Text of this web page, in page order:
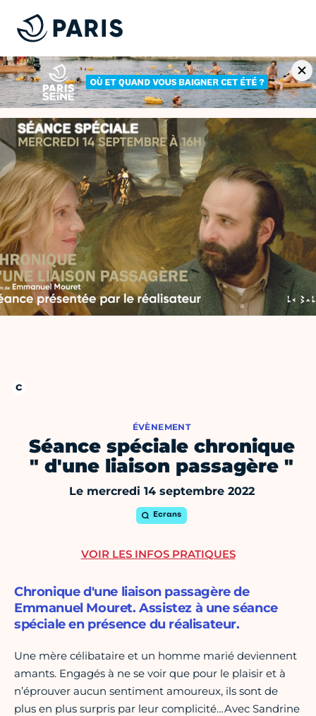
ÉVÈNEMENT
Séance spéciale chronique
" d'une liaison passagère "
Le mercredi 14 septembre 2022
Ecrans
Chronique d'une liaison passagère de
Emmanuel Mouret. Assistez à une séance
spéciale en présence du réalisateur.
Une mère célibataire et un homme marié deviennent
amants. Engagés à ne se voir que pour le plaisir et à
n’éprouver aucun sentiment amoureux, ils sont de
plus en plus surpris par leur complicité…Avec Sandrine
VOIR LES INFOS PRATIQUES